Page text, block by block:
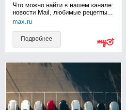
Что можно найти в нашем канале:
новости Mail, любимые рецепты...
max.ru
Подробнее